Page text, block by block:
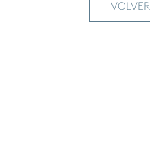
VOLVER